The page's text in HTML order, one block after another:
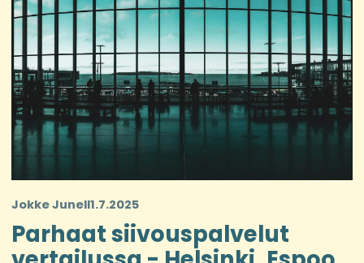
Jokke Junell1.7.2025
Parhaat siivouspalvelut